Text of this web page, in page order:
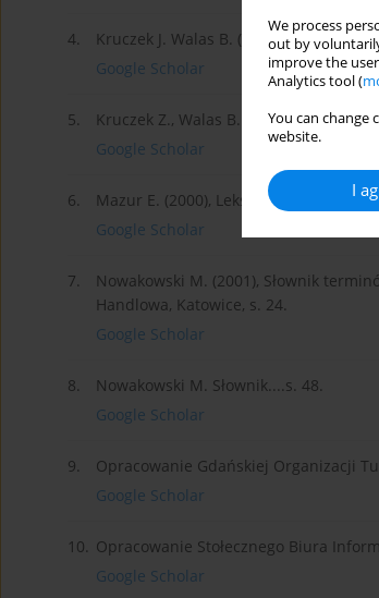
We process
out by
improve the
Analytics tool (
You can change
website.
I
4.
Kruczek J. Walas B. (2004), Promocja
Google Scholar
5.
Kruczek Z., Walas B. (2004),
Google Scholar
6.
Mazur E. (2000), Leksykon turystyki i
Google Scholar
7.
Nowakowski M. (2001), Słownik
Handlowa, Katowice, s. 24.
Google Scholar
8.
Nowakowski M. Słownik....s. 48.
Google Scholar
9.
Opracowanie Gdańskiej Organizacji
Google Scholar
10. Opracowanie Stołecznego Biura
Google Scholar